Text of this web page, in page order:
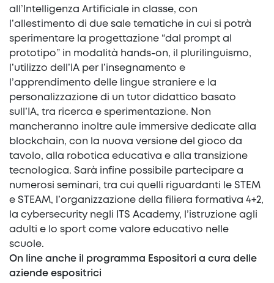
all’Intelligenza Artificiale in classe, con
l’allestimento di due sale tematiche in cui si potrà
sperimentare la progettazione “dal prompt al
prototipo” in modalità hands-on, il plurilinguismo,
l’utilizzo dell’IA per l’insegnamento e
l’apprendimento delle lingue straniere e la
personalizzazione di un tutor didattico basato
sull’IA, tra ricerca e sperimentazione. Non
mancheranno inoltre aule immersive dedicate alla
blockchain, con la nuova versione del gioco da
tavolo, alla robotica educativa e alla transizione
tecnologica. Sarà infine possibile partecipare a
numerosi seminari, tra cui quelli riguardanti le STEM
e STEAM, l’organizzazione della filiera formativa 4+2,
la cybersecurity negli ITS Academy, l’istruzione agli
adulti e lo sport come valore educativo nelle
scuole.
On line anche il programma Espositori a cura delle
aziende espositrici